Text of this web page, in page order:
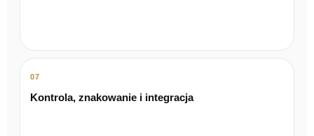
07
Kontrola, znakowanie i integracja